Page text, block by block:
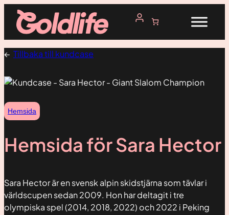
Hoppa
innehåll
← Tillbaka till kundcase
Hemsida
Hemsida för Sara Hector
Sara Hector är en svensk alpin skidstjärna som tävlar i
världscupen sedan 2009. Hon har deltagit i tre
olympiska spel (2014, 2018, 2022) och 2022 i Peking